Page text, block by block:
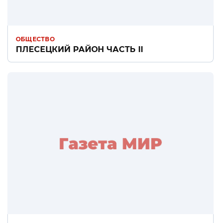
ОБЩЕСТВО
ПЛЕСЕЦКИЙ РАЙОН ЧАСТЬ II